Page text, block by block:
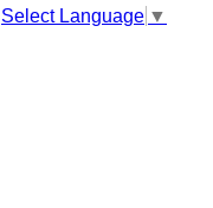
Select Language ▼